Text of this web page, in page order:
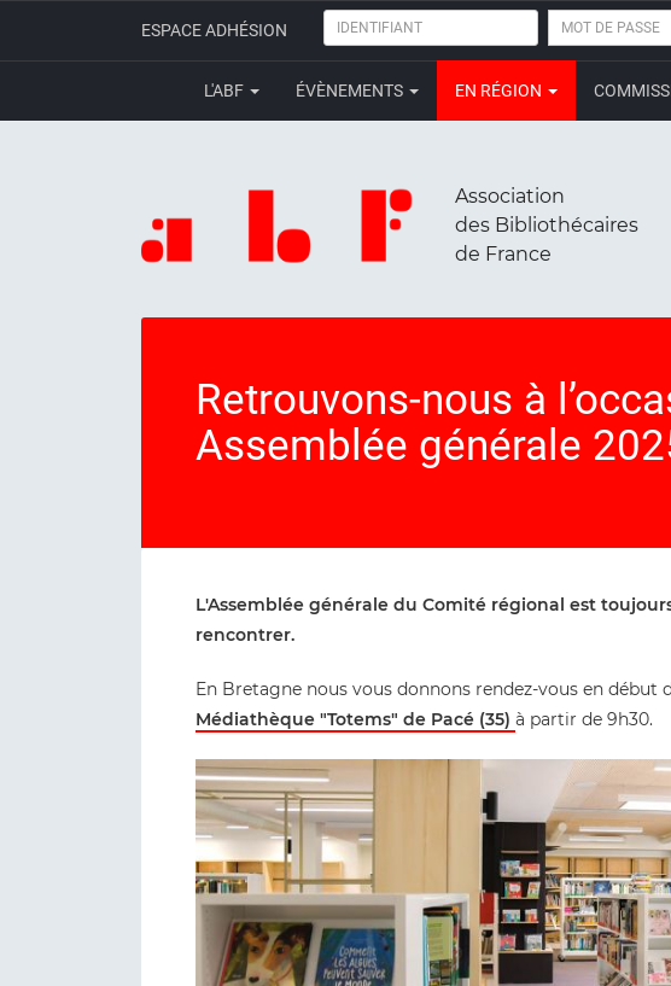
ESPACE ADHÉSION IDENTIFIANT
MOT
PASSE
L'ABF ÉVÈNEMENTS EN RÉGION
Association
des Bibliothécaires
de France
Retrouvons-nous à
Assemblée générale
L'Assemblée générale du Comité régional est
rencontrer.
En Bretagne nous vous donnons rendez-vous en début
Médiathèque "Totems" de Pacé (35) à partir de 9h30.